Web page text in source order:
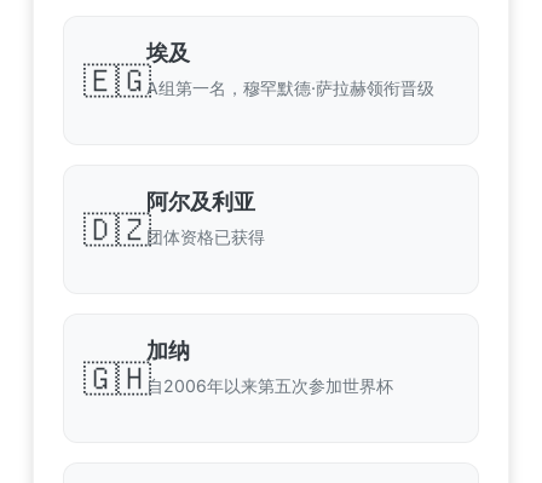
🇪🇬
埃及
A组第一名，穆罕默德·萨拉赫领衔晋级
🇩🇿
阿尔及利亚
团体资格已获得
🇬🇭
加纳
自2006年以来第五次参加世界杯